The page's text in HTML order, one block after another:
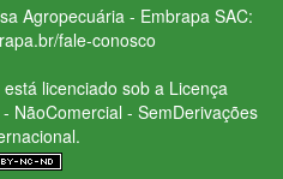
Agropecuária - Embrapa SAC:
fale-conosco
licenciado sob a Licença
NãoComercial - SemDerivações